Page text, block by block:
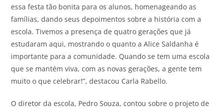
essa festa tão bonita para os alunos, homenageando as
famílias, dando seus depoimentos sobre a história com a
escola. Tivemos a presença de quatro gerações que já
estudaram aqui, mostrando o quanto a Alice Saldanha é
importante para a comunidade. Quando se tem uma escola
que se mantém viva, com as novas gerações, a gente tem
muito o que celebrar!”, destacou Carla Rabello.
O diretor da escola, Pedro Souza, contou sobre o projeto de